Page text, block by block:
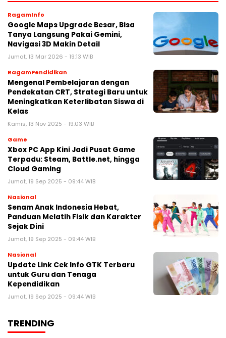
RagamInfo
Google Maps Upgrade Besar, Bisa
Tanya Langsung Pakai Gemini,
Navigasi 3D Makin Detail
Jumat, 13 Mar 2026 - 19:13 WIB
RagamPendidikan
Mengenal Pembelajaran dengan
Pendekatan CRT, Strategi Baru untuk
Meningkatkan Keterlibatan Siswa di
Kelas
Kamis, 13 Nov 2025 - 19:03 WIB
Game
Xbox PC App Kini Jadi Pusat Game
Terpadu: Steam, Battle.net, hingga
Cloud Gaming
Jumat, 19 Sep 2025 - 09:44 WIB
Nasional
Senam Anak Indonesia Hebat,
Panduan Melatih Fisik dan Karakter
Sejak Dini
Jumat, 19 Sep 2025 - 09:44 WIB
Nasional
Update Link Cek Info GTK Terbaru
untuk Guru dan Tenaga
Kependidikan
Jumat, 19 Sep 2025 - 09:44 WIB
TRENDING